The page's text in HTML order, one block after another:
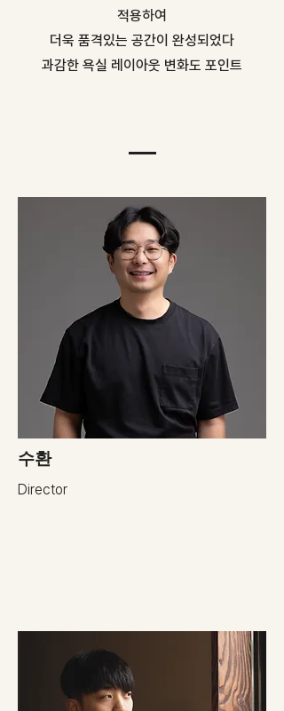
적용하여
더욱 품격있는 공간이 완성되었다
과감한 욕실 레이아웃 변화도 포인트
​수환
Director